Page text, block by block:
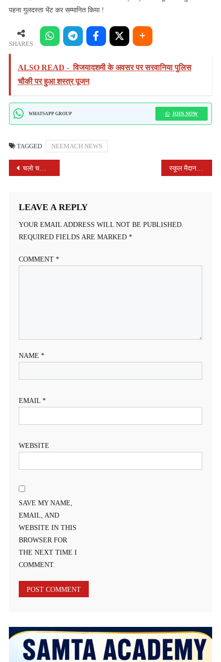
पहना गुलदस्ता भेंट कर सम्मानित किया !
SHARES
ALSO READ - विजयादशमी के अवसर पर सरवानिया पुलिस
चौकी पर हुआ शस्त्र पूजन
WHATSAPP GROUP JOIN NOW
TAGGED NEEMACH NEWS
POST
चलो चलो हतुनिया धाम जहां बाण चढाने आते हैं स्वयं भगवान गांव हतुनिया में ऐतिहासिक दर्शन बाण आयोजन महापर्व रामनवमी 27 मार्च 2026 वार शुक्रवार को
LEAVE A REPLY
YOUR EMAIL ADDRESS WILL NOT BE PUBLISHED.
REQUIRED FIELDS ARE MARKED *
COMMENT *
NAME *
EMAIL *
WEBSITE
SAVE MY NAME,
EMAIL, AND
WEBSITE IN THIS
BROWSER FOR
THE NEXT TIME I
COMMENT.